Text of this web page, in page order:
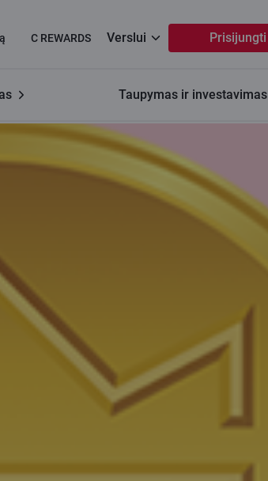
C REWARDS Verslui Prisijungti
Taupymas ir investavimas